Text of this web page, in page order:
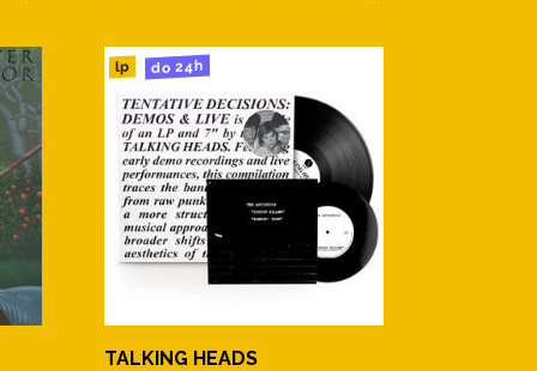
lp do 24h
TALKING HEADS